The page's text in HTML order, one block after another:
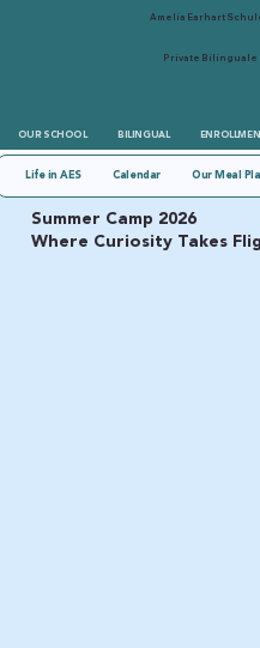
Amelia Earhart
Private
OUR SCHOOL BILINGUAL
Life in AES Calendar Our Meal
Summer Camp 2026
Where Curiosity Takes